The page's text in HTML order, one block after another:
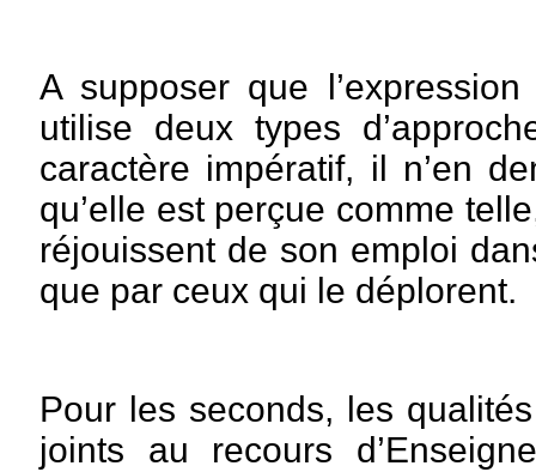
A supposer que
utilise deux types
caractère impératif, il n’en
qu’elle est perçue comme
réjouissent de son emploi
que par ceux qui le déplorent.
Pour les seconds, les
joints au recours